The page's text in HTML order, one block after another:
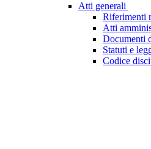
Atti generali
Riferimenti
Atti
Documenti
Statuti e
Codice